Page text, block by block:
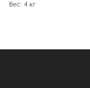
Вес: 4 кг